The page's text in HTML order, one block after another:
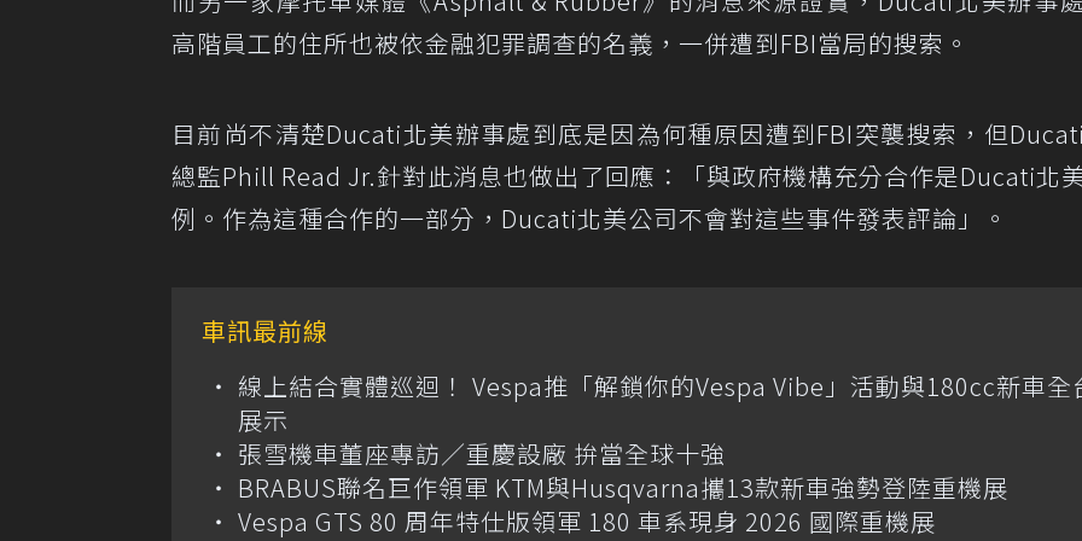
高階員工的住所也被依金融犯罪調查的名義，一併遭到FBI當局的搜索。
目前尚不清楚Ducati北美辦事處到底是因為何種原因遭到FBI突襲搜索，但
總監Phill Read Jr.針對此消息也做出了回應：「與政府機構充分合作是Ducati北
例。作為這種合作的一部分，Ducati北美公司不會對這些事件發表評論」。
車訊最前線
線上結合實體巡迴！ Vespa推「解鎖你的Vespa Vibe」活動與180cc新車全
展示
張雪機車董座專訪／重慶設廠 拚當全球十強
BRABUS聯名巨作領軍 KTM與Husqvarna攜13款新車強勢登陸重機展
Vespa GTS 80 周年特仕版領軍 180 車系現身 2026 國際重機展